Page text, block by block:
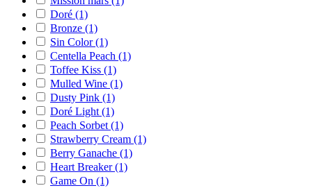
Doré (1)
Bronze (1)
Sin Color(1)
Centella Peach (1)
Toffee Kiss (1)
Mulled Wine (1)
Dusty Pink (1)
Doré Light (1)
Peach Sorbet (1)
Strawberry Cream (1)
Berry Ganache (1)
Heart Breaker(1)
Game On (1)